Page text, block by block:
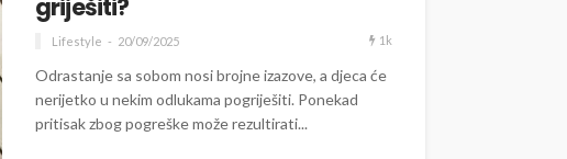
griješiti?
Lifestyle 20/09/2025 1k
Odrastanje sa sobom nosi brojne izazove, a djeca će
nerijetko u nekim odlukama pogriješiti. Ponekad
pritisak zbog pogreške može rezultirati...